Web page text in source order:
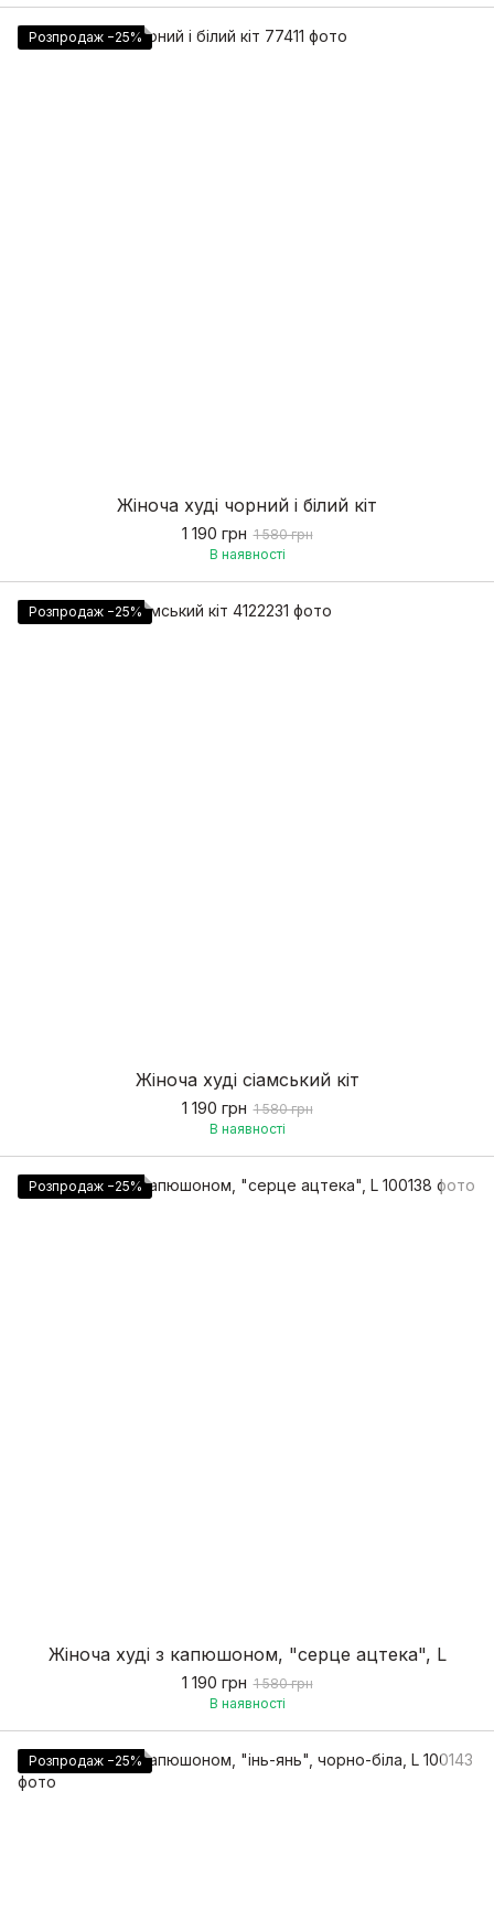
Розпродаж −25%
Жіноча худі чорний і білий кіт
1 190 грн 1 580 грн
В наявності
Розпродаж −25%
Жіноча худі сіамський кіт
1 190 грн 1 580 грн
В наявності
Розпродаж −25%
Жіноча худі з капюшоном, "серце ацтека", L
1 190 грн 1 580 грн
В наявності
Розпродаж −25%